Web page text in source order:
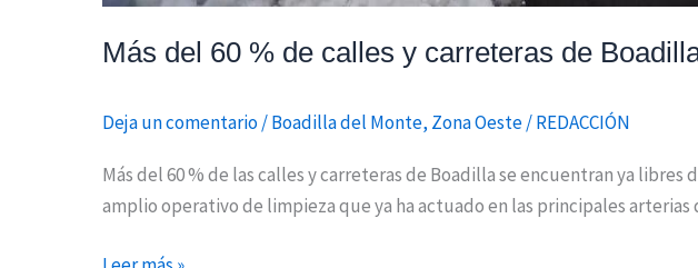
Más del 60 % de calles y carreteras de
Deja un comentario/Boadilla del Monte, Zona Oeste/REDACCIÓN
Más del 60 % de las calles y carreteras de Boadilla se encuentran ya
amplio operativo de limpieza que ya ha actuado en las principales
transitables